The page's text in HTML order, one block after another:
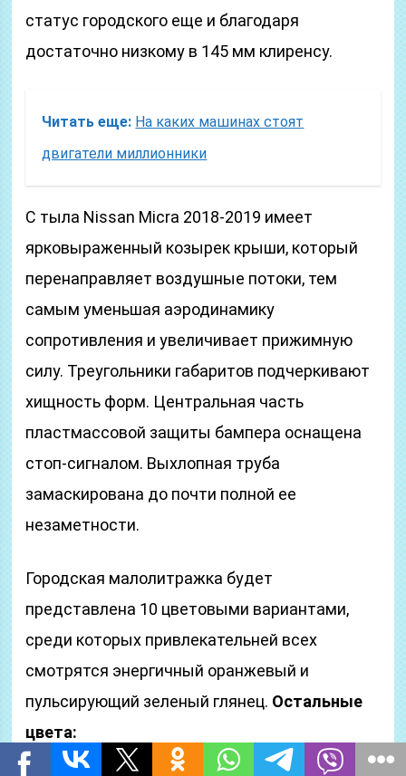
статус городского еще и благодаря
достаточно низкому в 145 мм клиренсу.
Читать еще: На каких машинах стоят
двигатели миллионники
С тыла Nissan Micra 2018-2019 имеет
ярковыраженный козырек крыши, который
перенаправляет воздушные потоки, тем
самым уменьшая аэродинамику
сопротивления и увеличивает прижимную
силу. Треугольники габаритов подчеркивают
хищность форм. Центральная часть
пластмассовой защиты бампера оснащена
стоп-сигналом. Выхлопная труба
замаскирована до почти полной ее
незаметности.
Городская малолитражка будет
представлена 10 цветовыми вариантами,
среди которых привлекательней всех
смотрятся энергичный оранжевый и
пульсирующий зеленый глянец. Остальные
цвета: